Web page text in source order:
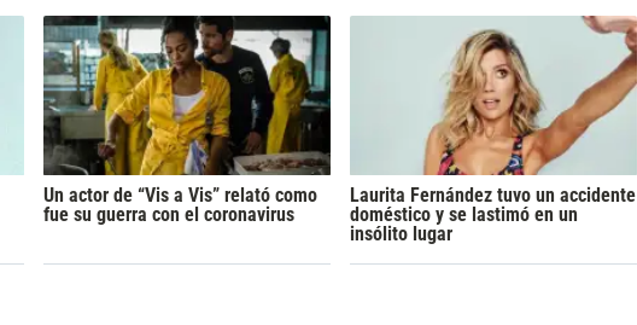
Un actor de “Vis a Vis” relató como
fue su guerra con el coronavirus
Laurita Fernández tuvo un accidente
doméstico y se lastimó en un
insólito lugar